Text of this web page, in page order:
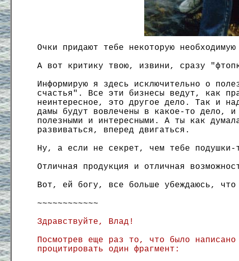
Очки придают тебе некоторую
А вот критику твою, извини, сразу
Информирую я здесь исключительно о
счастья". Все эти бизнесы ведут, как
неинтересное, это другое дело. Так и
дамы будут вовлечены в какое-то дело,
полезными и интересными. А ты как
развиваться, вперед двигаться.
Ну, а если не секрет, чем тебе подушки-
Отличная продукция и отличная
Вот, ей богу, все больше убеждаюсь,
~~~~~~~~~~~~
Здравствуйте, Влад!
Посмотрев еще раз то, что было
процитировать один фрагмент: